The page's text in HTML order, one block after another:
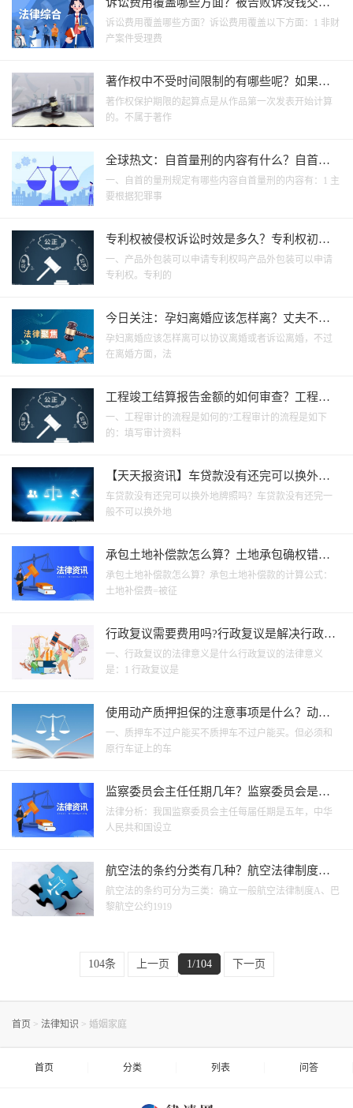
讼费怎么办？
诉讼费用覆盖哪些方面？诉讼费用覆盖以下方面：1 非财
产案件受理费
著作权中不受时间限制的有哪些呢？如果作
品自创作完成后多久之内受著作权保护呢？_
环球今头条
著作权保护期限的起算点是从作品第一次发表开始计算
的。不属于著作
全球热文：自首量刑的内容有什么？自首和
立功区别您知道吗？
一、自首的量刑规定有哪些内容自首量刑的内容有：1 主
要根据犯罪事
专利权被侵权诉讼时效是多久？专利权初步
审查的主要内容是什么？
一、产品外包装可以申请专利权吗产品外包装可以申请
专利权。专利的
今日关注：孕妇离婚应该怎样离？丈夫不养
家妻子可以起诉离婚吗？
孕妇离婚应该怎样离可以协议离婚或者诉讼离婚，不过
在离婚方面，法
工程竣工结算报告金额的如何审查？工程审
计的流程是什么？
一、工程审计的流程是如何的?工程审计的流程是如下
的：填写审计资料
【天天报资讯】车贷款没有还完可以换外地
牌照吗？车贷申请需要什么条件？
车贷款没有还完可以换外地牌照吗？车贷款没有还完一
般不可以换外地
承包土地补偿款怎么算？土地承包确权错误
怎么解决？
承包土地补偿款怎么算？承包土地补偿款的计算公式：
土地补偿费=被征
行政复议需要费用吗?行政复议是解决行政争
议的一种行政方法吗？_天天报道
一、行政复议的法律意义是什么行政复议的法律意义
是：1 行政复议是
使用动产质押担保的注意事项是什么？动产
质押的效力需根据具体情形确定吗？|当前热
门
一、质押车不过户能买不质押车不过户能买。但必须和
原行车证上的车
监察委员会主任任期几年？监察委员会是什
么机关？
法律分析：我国监察委员会主任每届任期是五年，中华
人民共和国设立
航空法的条约分类有几种？航空法律制度有
哪些规定？
航空法的条约可分为三类：确立一般航空法律制度A、巴
黎航空公约1919
104条 上一页 1/104 下一页
首页 > 法律知识 > 婚姻家庭
首页 分类 列表 问答